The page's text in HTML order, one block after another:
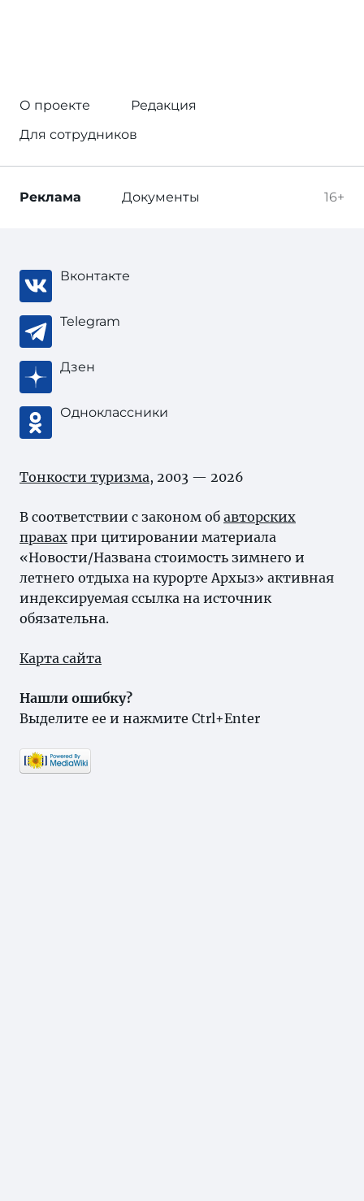
О проекте
Редакция
Для сотрудников
16+
Реклама Документы
Вконтакте
Telegram
Дзен
Одноклассники
Тонкости туризма, 2003 — 2026
В соответствии с законом об авторских
правах при цитировании материала
«Новости/Названа стоимость зимнего и
летнего отдыха на курорте Архыз» активная
индексируемая ссылка на источник
обязательна.
Карта сайта
Нашли ошибку?
Выделите ее и нажмите Ctrl+Enter